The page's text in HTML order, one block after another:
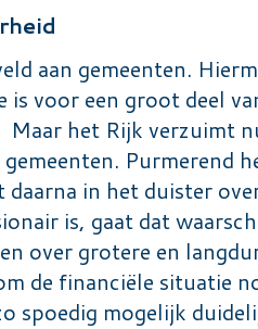
aan gemeenten.
voor een groot deel
het Rijk verzuimt
Purmerend
in het duister
is, gaat dat
over grotere en
de financiële situatie
spoedig mogelijk